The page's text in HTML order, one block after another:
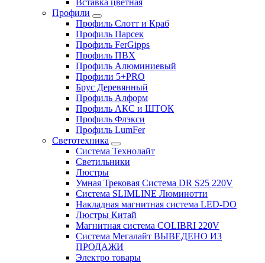
Вставка цветная
Профили
Профиль Слотт и Краб
Профиль Парсек
Профиль FerGipps
Профиль ПВХ
Профиль Алюминиевый
Профили 5+PRO
Брус Деревянный
Профиль Алформ
Профиль АКС и ШТОК
Профиль Флэкси
Профиль LumFer
Светотехника
Система Технолайт
Светильники
Люстры
Умная Трековая Система DR S25 220V
Система SLIMLINE Люминотти
Накладная магнитная система LED-DO
Люстры Китай
Магнитная система COLIBRI 220V
Система Мегалайт ВЫВЕДЕНО ИЗ
ПРОДАЖИ
Электро товары